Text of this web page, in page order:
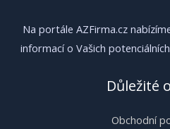
Na portále AZFirma.cz
informací o Vašich
Důležité
Obchodní